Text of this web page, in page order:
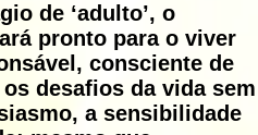
de ‘adulto’, o
pronto para o viver
consciente de
desafios da vida sem
a sensibilidade